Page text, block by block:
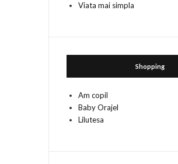
Viata mai simpla
Shopping
Am copil
Baby Orajel
Lilutesa